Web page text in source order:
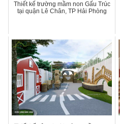
Thiết kế trường mầm non Gấu Trúc
tại quận Lê Chân, TP Hải Phòng